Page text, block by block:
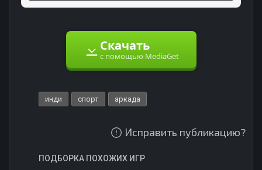
Скачать
с помощью MediaGet
инди спорт аркада
Исправить публикацию?
ПОДБОРКА ПОХОЖИХ ИГР